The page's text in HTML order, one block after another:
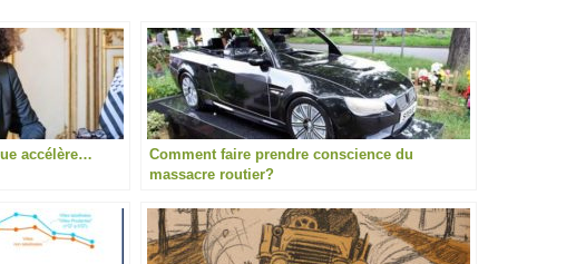
accélère…
Comment faire prendre conscience du
massacre routier?